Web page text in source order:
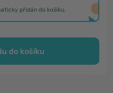
přidán do košíku.
do košíku